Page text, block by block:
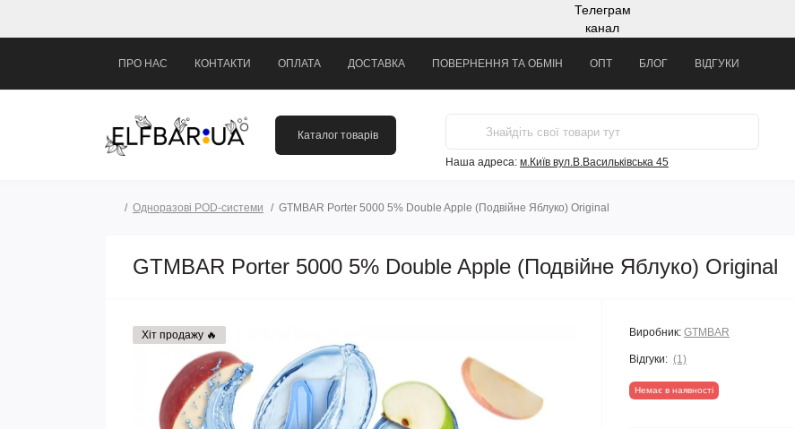
Телеграм
канал
ПРО НАС КОНТАКТИ ОПЛАТА ДОСТАВКА ПОВЕРНЕННЯ ТА ОБМІН ОПТ БЛОГ ВІДГУКИ
Каталог товарів
Наша адреса: м.Київ вул.В.Васильківська 45
Одноразові POD-системи GTMBAR Porter 5000 5% Double Apple (Подвійне Яблуко) Original
GTMBAR Porter 5000 5% Double Apple (Подвійне Яблуко) Original
Хіт продажу 🔥 Виробник: GTMBAR
Відгуки: (1)
Немає в наявності